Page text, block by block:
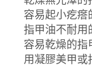
容易起小疙瘩
指甲油不耐用
容易乾燥的指
用凝膠美甲或